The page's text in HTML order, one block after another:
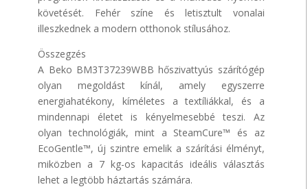
követését. Fehér színe és letisztult vonalai
illeszkednek a modern otthonok stílusához.
Összegzés
A Beko BM3T37239WBB hőszivattyús szárítógép
olyan megoldást kínál, amely egyszerre
energiahatékony, kíméletes a textíliákkal, és a
mindennapi életet is kényelmesebbé teszi. Az
olyan technológiák, mint a SteamCure™ és az
EcoGentle™, új szintre emelik a szárítási élményt,
miközben a 7 kg-os kapacitás ideális választás
lehet a legtöbb háztartás számára.